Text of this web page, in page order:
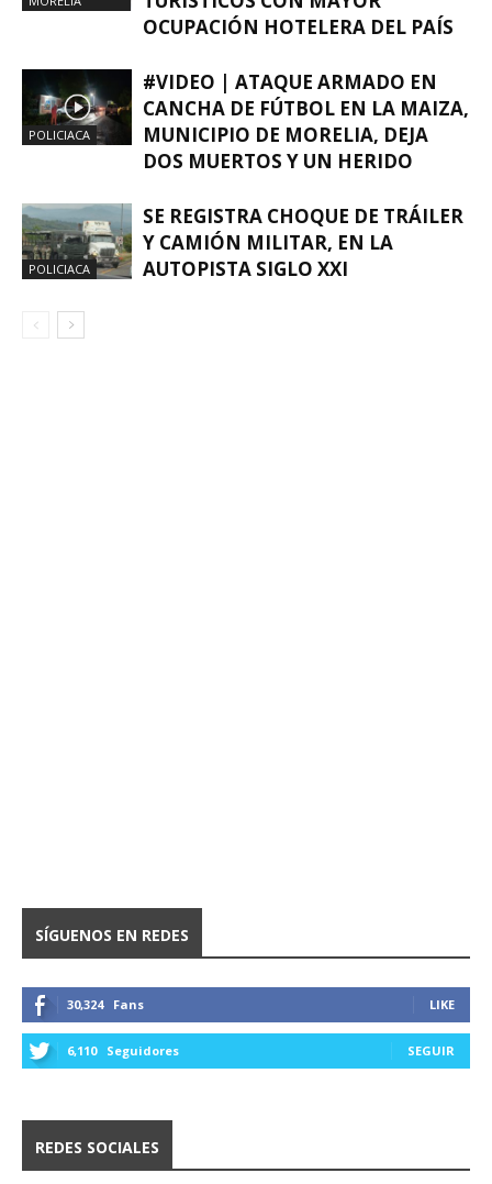
OCUPACIÓN HOTELERA DEL PAÍS
POLICIACA
#VIDEO | ATAQUE ARMADO EN
CANCHA DE FÚTBOL EN LA MAIZA,
MUNICIPIO DE MORELIA, DEJA
DOS MUERTOS Y UN HERIDO
POLICIACA
SE REGISTRA CHOQUE DE TRÁILER
Y CAMIÓN MILITAR, EN LA
AUTOPISTA SIGLO XXI
SÍGUENOS EN REDES
30,324 Fans LIKE
6,110 Seguidores SEGUIR
REDES SOCIALES